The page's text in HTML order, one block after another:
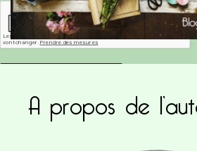
Ce site utilise Akismet pour
commentaires sont traitées.
A propos de